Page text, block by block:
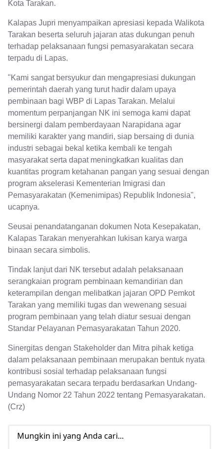
Kota Tarakan.
Kalapas Jupri menyampaikan apresiasi kepada Walikota
Tarakan beserta seluruh jajaran atas dukungan penuh
terhadap pelaksanaan fungsi pemasyarakatan secara
terpadu di Lapas.
"Kami sangat bersyukur dan mengapresiasi dukungan
pemerintah daerah yang turut hadir dalam upaya
pembinaan bagi WBP di Lapas Tarakan. Melalui
momentum perpanjangan NK ini semoga kami dapat
bersinergi dalam pemberdayaan Narapidana agar
memiliki karakter yang mandiri, siap bersaing di dunia
industri sebagai bekal ketika kembali ke tengah
masyarakat serta dapat meningkatkan kualitas dan
kuantitas program ketahanan pangan yang sesuai dengan
program akselerasi Kementerian Imigrasi dan
Pemasyarakatan (Kemenimipas) Republik Indonesia",
ucapnya.
Seusai penandatanganan dokumen Nota Kesepakatan,
Kalapas Tarakan menyerahkan lukisan karya warga
binaan secara simbolis.
Tindak lanjut dari NK tersebut adalah pelaksanaan
serangkaian program pembinaan kemandirian dan
keterampilan dengan melibatkan jajaran OPD Pemkot
Tarakan yang memiliki tugas dan wewenang sesuai
program pembinaan yang telah diatur sesuai dengan
Standar Pelayanan Pemasyarakatan Tahun 2020.
Sinergitas dengan Stakeholder dan Mitra pihak ketiga
dalam pelaksanaan pembinaan merupakan bentuk nyata
kontribusi sosial terhadap pelaksanaan fungsi
pemasyarakatan secara terpadu berdasarkan Undang-
Undang Nomor 22 Tahun 2022 tentang Pemasyarakatan.
(Crz)
Mungkin ini yang Anda cari...